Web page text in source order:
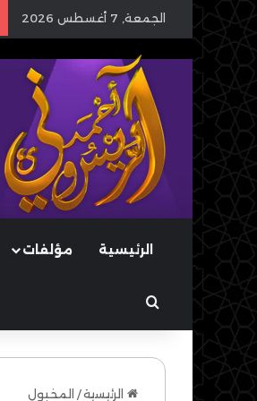
الجمعة, 7 أغسطس 2026
الرئيسية مؤلفات
بحث عن
الرئيسية/ المخبول